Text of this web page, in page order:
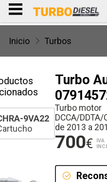
Inicio Turbos
Turbo
Turbo motor
DCCA/
de 2013 a
700€
IVA
9VA22